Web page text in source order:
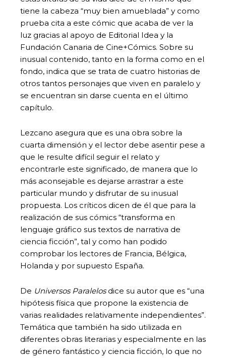
tiene la cabeza “muy bien amueblada” y como
prueba cita a este cómic que acaba de ver la
luz gracias al apoyo de Editorial Idea y la
Fundación Canaria de Cine+Cómics. Sobre su
inusual contenido, tanto en la forma como en el
fondo, indica que se trata de cuatro historias de
otros tantos personajes que viven en paralelo y
se encuentran sin darse cuenta en el último
capítulo.
Lezcano asegura que es una obra sobre la
cuarta dimensión y el lector debe asentir pese a
que le resulte difícil seguir el relato y
encontrarle este significado, de manera que lo
más aconsejable es dejarse arrastrar a este
particular mundo y disfrutar de su inusual
propuesta. Los críticos dicen de él que para la
realización de sus cómics “transforma en
lenguaje gráfico sus textos de narrativa de
ciencia ficción”, tal y como han podido
comprobar los lectores de Francia, Bélgica,
Holanda y por supuesto España.
De Universos Paralelosdice su autor que es “una
hipótesis física que propone la existencia de
varias realidades relativamente independientes”.
Temática que también ha sido utilizada en
diferentes obras literarias y especialmente en las
de género fantástico y ciencia ficción, lo que no